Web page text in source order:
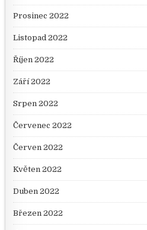
Prosinec 2022
Listopad 2022
Říjen 2022
Září 2022
Srpen 2022
Červenec 2022
Červen 2022
Květen 2022
Duben 2022
Březen 2022